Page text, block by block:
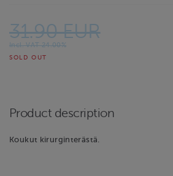
31.90 EUR
Incl. VAT 24.00%
SOLD OUT
Product description
Koukut kirurginterästä.